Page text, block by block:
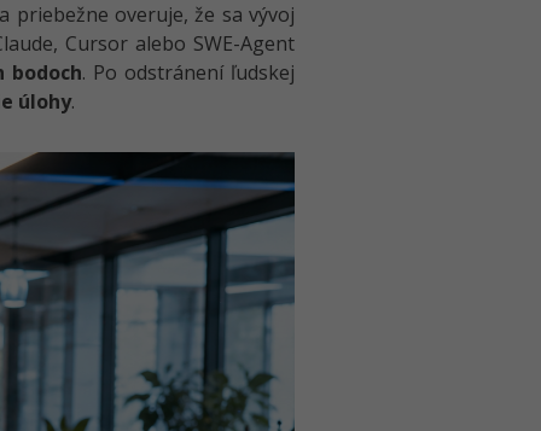
priebežne overuje, že sa vývoj
Cursor alebo SWE-Agent
bodoch. Po odstránení ľudskej
úlohy.